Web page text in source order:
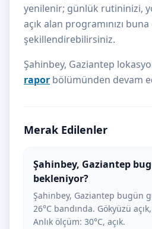
yenilenir; günlük rutininizi,
açık alan programınızı
şekillendirebilirsiniz.
Şahinbey, Gaziantep
rapor bölümünden devam
Merak Edilenler
Şahinbey, Gaziantep
bekleniyor?
Şahinbey, Gaziantep bugün
26°C bandında. Gökyüzü
Anlık ölçüm: 30°C, açık.